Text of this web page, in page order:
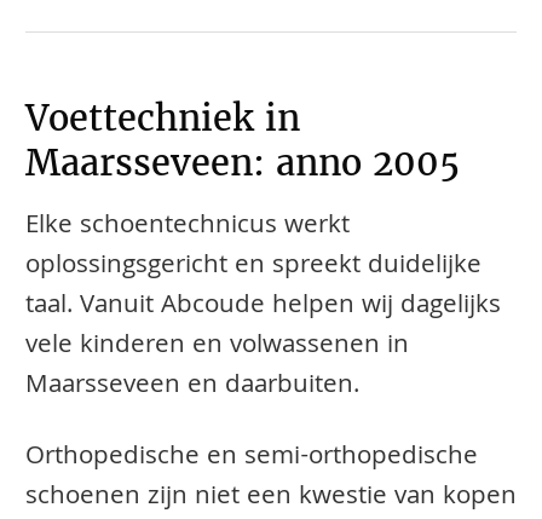
Voettechniek in
Maarsseveen: anno 2005
Elke schoentechnicus werkt
oplossingsgericht en spreekt duidelijke
taal. Vanuit Abcoude helpen wij dagelijks
vele kinderen en volwassenen in
Maarsseveen en daarbuiten.
​​​​Orthopedische en semi-orthopedische
schoenen zijn niet een kwestie van kopen